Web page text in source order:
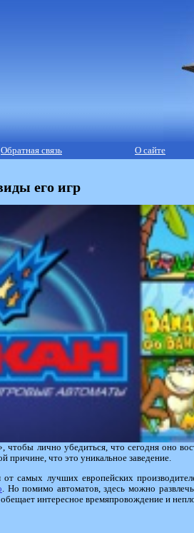
Обратная связь О сайте
его игр
чтобы лично убедиться, что сегодня оно
причине, что это уникальное заведение.
самых лучших европейских
. Но помимо автоматов, здесь можно
интересное времяпровождение и